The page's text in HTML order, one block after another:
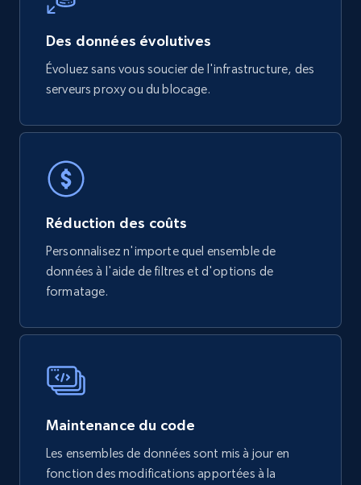
Airbnb Properties Information
Name, Price, Image, Description, Category,
3.6K+
X (formerly Twitter) - Profiles
X id, URL, ID, Profile name, Biography, Is verified,
Social media
Des données évolutives
Évoluez sans vous soucier de l'infrastructure, des
serveurs proxy ou du blocage.
Réduction des coûts
Personnalisez n'importe quel ensemble de
données à l'aide de filtres et d'options de
formatage.
Maintenance du code
Les ensembles de données sont mis à jour en
fonction des modifications apportées à la